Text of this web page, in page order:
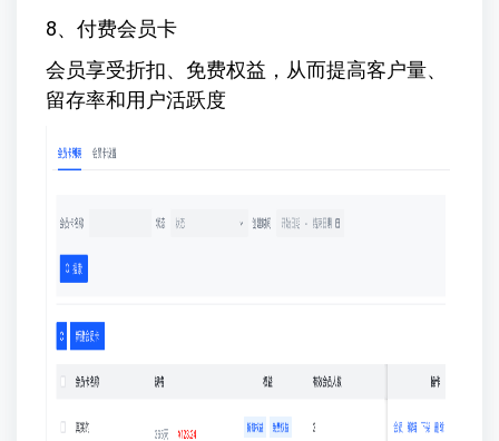
8、付费会员卡
会员享受折扣、免费权益，从而提高客户量、
留存率和用户活跃度